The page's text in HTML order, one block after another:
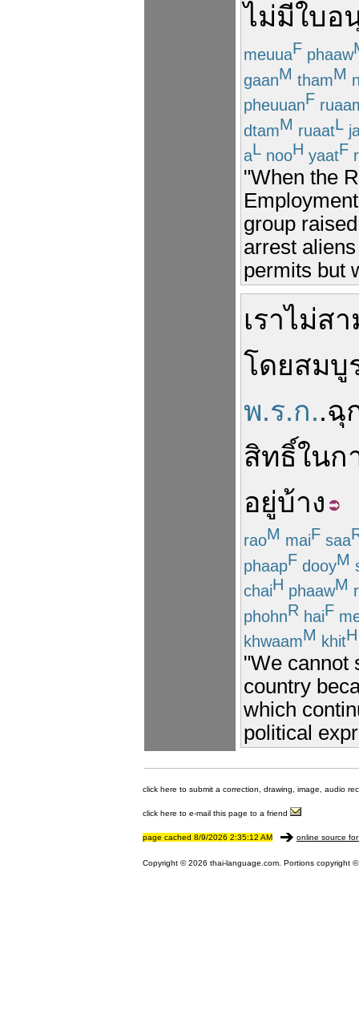
ไม่มีใบอ
meuuaF phaaw
gaanM thamM
pheuuanF
dtamM ruaatL
aL nooH yaatF
"When the
group
arrest
permits but
เราไม่สา
โดยสมบู
พ.ร.ก..ฉุ
สิทธิ์ในก
อยู่บ้าง
raoM maiF saa
phaapF dooyM
chaiH phaawM
phohnR haiF
khwaamM khitH
"We cannot
country
which
political
click here to submit a correction, drawing, image, audio
click here to e-mail this page to a friend
page cached 8/9/2026 2:35:12 AM online source
Copyright © 2026 thai-language.com. Portions copyright